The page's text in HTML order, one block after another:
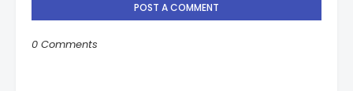
POST A COMMENT
0 Comments